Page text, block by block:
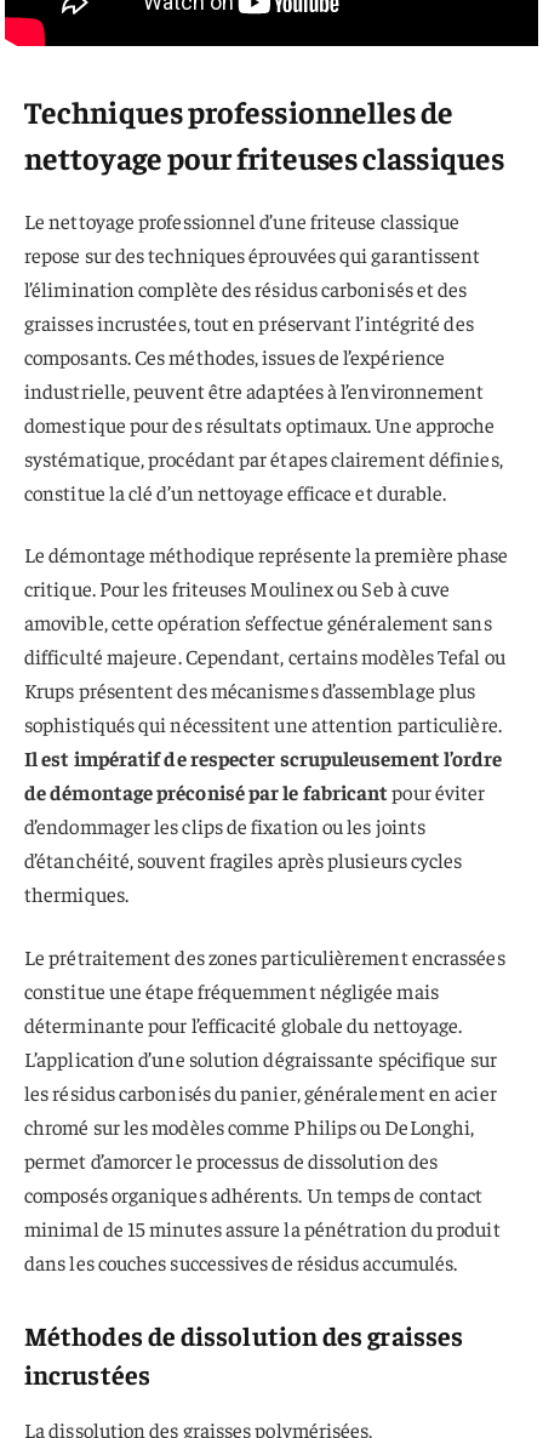
Techniques professionnelles de
nettoyage pour friteuses classiques
Le nettoyage professionnel d’une friteuse classique
repose sur des techniques éprouvées qui garantissent
l’élimination complète des résidus carbonisés et des
graisses incrustées, tout en préservant l’intégrité des
composants. Ces méthodes, issues de l’expérience
industrielle, peuvent être adaptées à l’environnement
domestique pour des résultats optimaux. Une approche
systématique, procédant par étapes clairement définies,
constitue la clé d’un nettoyage efficace et durable.
Le démontage méthodique représente la première phase
critique. Pour les friteuses Moulinex ou Seb à cuve
amovible, cette opération s’effectue généralement sans
difficulté majeure. Cependant, certains modèles Tefal ou
Krups présentent des mécanismes d’assemblage plus
sophistiqués qui nécessitent une attention particulière.
Il est impératif de respecter scrupuleusement l’ordre
de démontage préconisé par le fabricantpour éviter
d’endommager les clips de fixation ou les joints
d’étanchéité, souvent fragiles après plusieurs cycles
thermiques.
Le prétraitement des zones particulièrement encrassées
constitue une étape fréquemment négligée mais
déterminante pour l’efficacité globale du nettoyage.
L’application d’une solution dégraissante spécifique sur
les résidus carbonisés du panier, généralement en acier
chromé sur les modèles comme Philips ou DeLonghi,
permet d’amorcer le processus de dissolution des
composés organiques adhérents. Un temps de contact
minimal de 15 minutes assure la pénétration du produit
dans les couches successives de résidus accumulés.
Méthodes de dissolution des graisses
incrustées
La dissolution des graisses polymérisées,